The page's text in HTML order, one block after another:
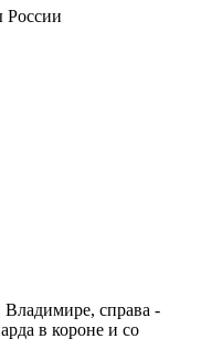
России
Владимире, справа -
в короне и со